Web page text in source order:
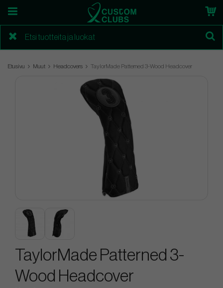
Etusivu Muut Headcovers TaylorMade Patterned 3-Wood Headcover
TaylorMade Patterned 3-
Wood Headcover